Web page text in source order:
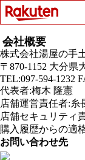
会社概要
株式会社湯屋の手
〒870-1152 大分県
TEL:097-594-1232
代表者:梅木 隆憲
店舗運営責任者:
店舗セキュリティ
購入履歴からの適
お問い合わせ先